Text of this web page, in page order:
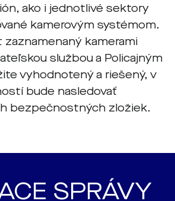
ako i jednotlivé sektory
kamerovým systémom.
zaznamenaný kamerami
službou a Policajným
vyhodnotený a riešený, v
bude nasledovať
bezpečnostných zložiek.
SPRÁVY